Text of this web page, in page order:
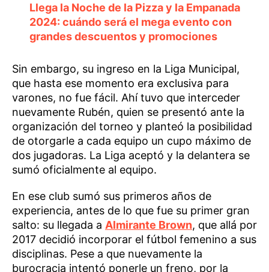
Llega la Noche de la Pizza y la Empanada
2024: cuándo será el mega evento con
grandes descuentos y promociones
Sin embargo, su ingreso en la Liga Municipal,
que hasta ese momento era exclusiva para
varones, no fue fácil. Ahí tuvo que interceder
nuevamente Rubén, quien se presentó ante la
organización del torneo y planteó la posibilidad
de otorgarle a cada equipo un cupo máximo de
dos jugadoras. La Liga aceptó y la delantera se
sumó oficialmente al equipo.
En ese club sumó sus primeros años de
experiencia, antes de lo que fue su primer gran
salto: su llegada a Almirante Brown, que allá por
2017 decidió incorporar el fútbol femenino a sus
disciplinas. Pese a que nuevamente la
burocracia intentó ponerle un freno, por la